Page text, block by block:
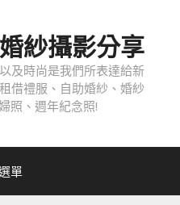
紗攝影分享
及時尚是我們所表達給新
借禮服、自助婚紗、婚紗
照、週年紀念照!
單